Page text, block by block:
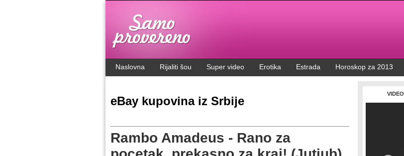
Naslovna Rijaliti šou Super video Erotika Estrada Horoskop za 2013
eBay kupovina iz Srbije
Rambo Amadeus - Rano za
VIDEO